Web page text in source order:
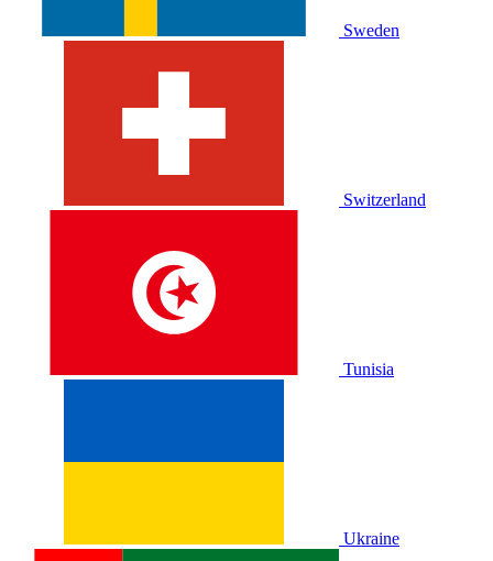
Sweden
Switzerland
Tunisia
Ukraine